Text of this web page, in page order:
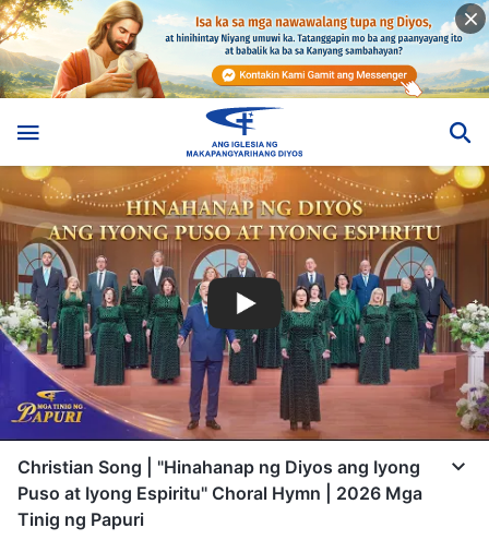
Christian Song | "Hinahanap ng Diyos ang Iyong
Puso at Iyong Espiritu" Choral Hymn | 2026 Mga
Tinig ng Papuri